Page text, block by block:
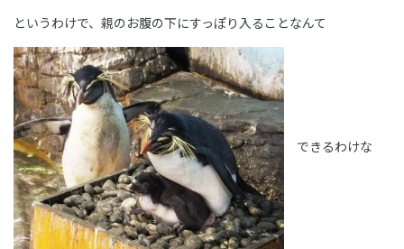
というわけで、親のお腹の下にすっぽり入ることなんて
できるわけな